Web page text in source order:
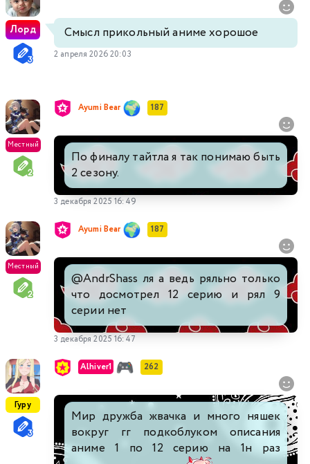
Лорд Смысл прикольный аниме хорошое
2 апреля 2026 20:03
Местный
Ayumi Bear 187
По финалу тайтла я так понимаю быть
2 сезону.
3 декабря 2025 16:49
Местный
Ayumi Bear 187
@AndrShass ля а ведь ряльно только
что досмотрел 12 серию и рял 9
серии нет
3 декабря 2025 16:47
Гуру
Alhiver1 262
Мир дружба жвачка и много няшек
вокруг гг подкоблуком описания
аниме 1 по 12 серию на 1н раз